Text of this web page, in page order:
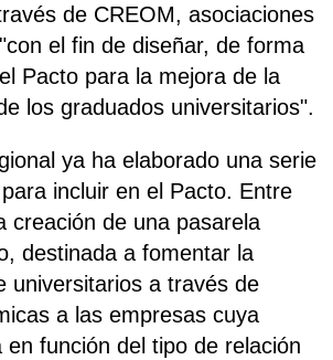
de CREOM, asociaciones
el fin de diseñar, de forma
Pacto para la mejora de la
los graduados universitarios".
ya ha elaborado una serie
incluir en el Pacto. Entre
creación de una pasarela
destinada a fomentar la
universitarios a través de
a las empresas cuya
función del tipo de relación